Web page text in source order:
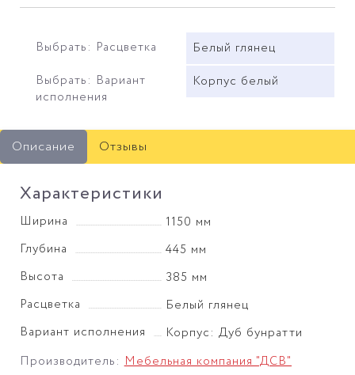
Выбрать: Расцветка
Белый глянец
Выбрать: Вариант
исполнения
Корпус белый
Описание Отзывы
Характеристики
Ширина
1150 мм
Глубина
445 мм
Высота
385 мм
Расцветка
Белый глянец
Вариант исполнения
Корпус: Дуб бунратти
Производитель:Мебельная компания "ДСВ"